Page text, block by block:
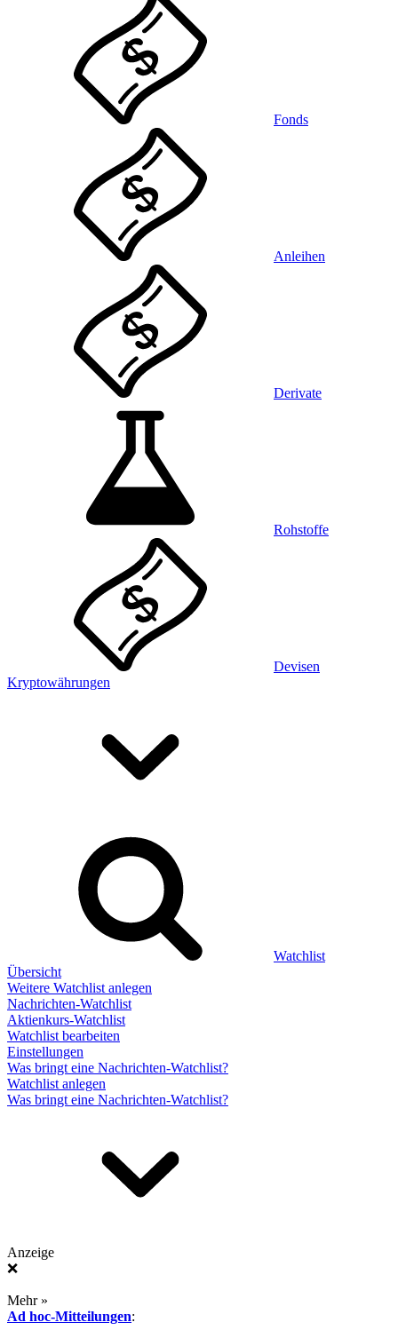
Fonds
Anleihen
Derivate
Rohstoffe
Devisen
Kryptowährungen
Watchlist
Übersicht
Weitere Watchlist anlegen
Nachrichten-Watchlist
Aktienkurs-Watchlist
Watchlist bearbeiten
Einstellungen
Was bringt eine Nachrichten-Watchlist?
Watchlist anlegen
Was bringt eine Nachrichten-Watchlist?
Anzeige
❌
Mehr »
Ad hoc-Mitteilungen: